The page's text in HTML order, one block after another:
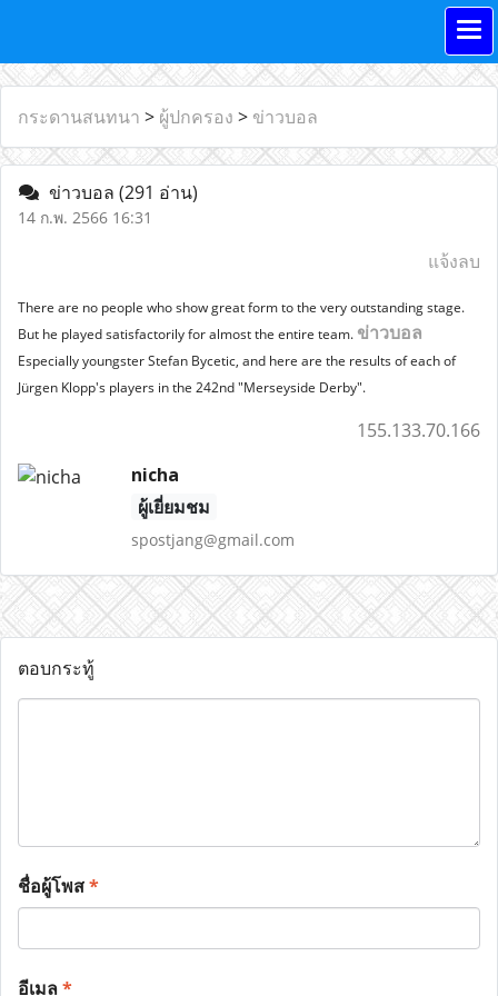
กระดานสนทนา > ผู้ปกครอง > ข่าวบอล
ข่าวบอล (291 อ่าน)
14 ก.พ. 2566 16:31
แจ้งลบ
There are no people who show great form to the very outstanding stage.
But he played satisfactorily for almost the entire team. ข่าวบอล
Especially youngster Stefan Bycetic, and here are the results of each of
Jürgen Klopp's players in the 242nd "Merseyside Derby".
155.133.70.166
nicha
ผู้เยี่ยมชม
spostjang@gmail.com
ตอบกระทู้
ชื่อผู้โพส*
อีเมล*